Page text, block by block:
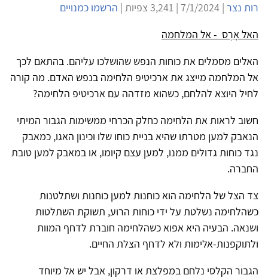
רות נצר | 7/1/2024 | 3,241 צפיות |
הרשמו כמנויים
האל אָרֶס - אל המלחמה
האלים מסמלים את כוחות הנפש שהושלכו עליהם. בהתאם לכך
אל המלחמה מייצג את ארכיטיפ הלחימה בנפש האדם. מה קורה
לחיל היוצא להלחם, כשהוא מזדהה עם ארכיטיפ הלחימה?
חשוב לראות את הלחימה כחלק הכרחי ממשימות הגבור המיתי
הנאבק למען מטרתו שהיא בניית כוחו שלו וכינון האגו, כמאבק
נגד כוחות גדולים ממנו, למען עצם קיומו, או במאבק למען טובת
החברה.
צד הצל של הלחימה הוא כוחנות למען כוחנות ושתלטנות
כשהלחימה נשלטת על ידי כוחות הרוע, תשוקת השתלטות
ושנאה. הבעיה היא אפוא כשהלחימה חוברת לדחף המוות
ולתוקפנות-אלימות ולא לדחף הצלת החיים.
הגבור הקלסי נלחם במפלצת או דרקון, אבל יש אל מיוחד